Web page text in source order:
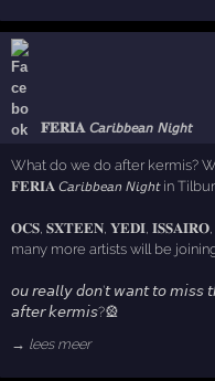
𝐅𝐄𝐑𝐈𝐀 𝘊𝘢𝘳𝘪𝘣𝘣𝘦𝘢𝘯 𝘕𝘪𝘨𝘩𝘵
What do we do after kermis?
𝐅𝐄𝐑𝐈𝐀 𝘊𝘢𝘳𝘪𝘣𝘣𝘦𝘢𝘯 𝘕𝘪𝘨𝘩𝘵 in
𝐎𝐂𝐒, 𝐒𝐗𝐓𝐄𝐄𝐍, 𝐘𝐄𝐃𝐈,
many more artists will be
𝘰𝘶 𝘳𝘦𝘢𝘭𝘭𝘺 𝘥𝘰𝘯’𝘵 𝘸𝘢𝘯𝘵 𝘵𝘰 𝘮𝘪𝘴𝘴
𝘢𝘧𝘵𝘦𝘳 𝘬𝘦𝘳𝘮𝘪𝘴?🎡
→ lees meer